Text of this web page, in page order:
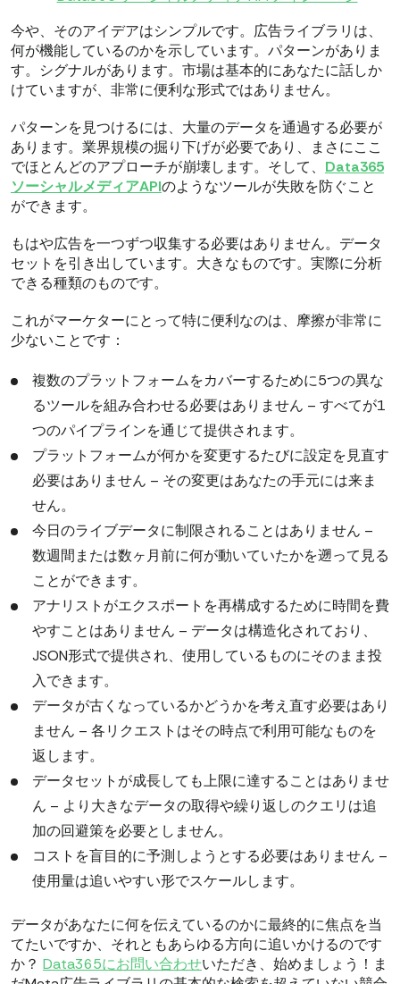
今や、そのアイデアはシンプルです。広告ライブラリは、
何が機能しているのかを示しています。パターンがありま
す。シグナルがあります。市場は基本的にあなたに話しか
けていますが、非常に便利な形式ではありません。
パターンを見つけるには、大量のデータを通過する必要が
あります。業界規模の掘り下げが必要であり、まさにここ
でほとんどのアプローチが崩壊します。そして、 Data365
ソーシャルメディアAPIのようなツールが失敗を防ぐこと
ができます。
もはや広告を一つずつ収集する必要はありません。データ
セットを引き出しています。大きなものです。実際に分析
できる種類のものです。
これがマーケターにとって特に便利なのは、摩擦が非常に
少ないことです：
複数のプラットフォームをカバーするために5つの異な
るツールを組み合わせる必要はありません – すべてが1
つのパイプラインを通じて提供されます。
プラットフォームが何かを変更するたびに設定を見直す
必要はありません – その変更はあなたの手元には来ま
せん。
今日のライブデータに制限されることはありません –
数週間または数ヶ月前に何が動いていたかを遡って見る
ことができます。
アナリストがエクスポートを再構成するために時間を費
やすことはありません – データは構造化されており、
JSON形式で提供され、使用しているものにそのまま投
入できます。
データが古くなっているかどうかを考え直す必要はあり
ません – 各リクエストはその時点で利用可能なものを
返します。
データセットが成長しても上限に達することはありませ
ん – より大きなデータの取得や繰り返しのクエリは追
加の回避策を必要としません。
コストを盲目的に予測しようとする必要はありません –
使用量は追いやすい形でスケールします。
データがあなたに何を伝えているのかに最終的に焦点を当
てたいですか、それともあらゆる方向に追いかけるのです
か？ Data365にお問い合わせいただき、始めましょう！ま